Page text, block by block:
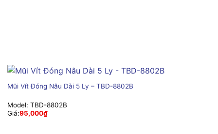
Mũi Vít Đóng Nâu Dài 5 Ly – TBD-8802B
Model: TBD-8802B
Giá:95,000₫